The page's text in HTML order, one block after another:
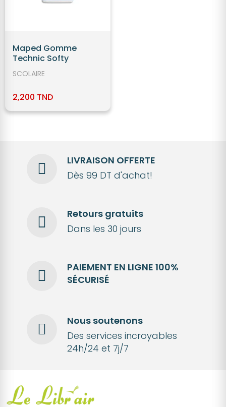
Maped Gomme
Technic Softy
SCOLAIRE
2,200 TND
LIVRAISON OFFERTE
Dès 99 DT d'achat!
Retours gratuits
Dans les 30 jours
PAIEMENT EN LIGNE 100%
SÉCURISÉ
Nous soutenons
Des services incroyables
24h/24 et 7j/7